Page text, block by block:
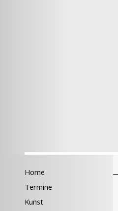
Home
Termine
Kunst